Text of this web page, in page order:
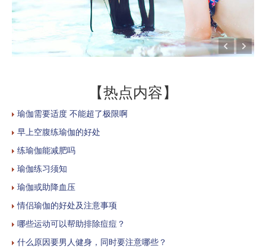
【热点内容】
瑜伽需要适度 不能超了极限啊
早上空腹练瑜伽的好处
练瑜伽能减肥吗
瑜伽练习须知
瑜伽或助降血压
情侣瑜伽的好处及注意事项
哪些运动可以帮助排除痘痘？
什么原因要男人健身，同时要注意哪些？